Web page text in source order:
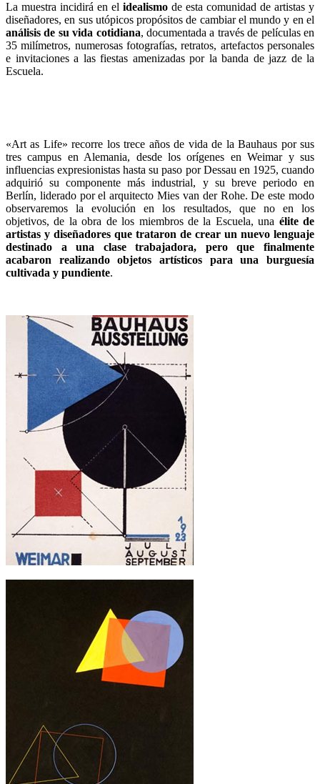
La muestra incidirá en el idealismo de esta comunidad de artistas y
diseñadores, en sus utópicos propósitos de cambiar el mundo y en el
análisis de su vida cotidiana, documentada a través de películas en
35 milímetros, numerosas fotografías, retratos, artefactos personales
e invitaciones a las fiestas amenizadas por la banda de jazz de la
Escuela.
«Art as Life» recorre los trece años de vida de la Bauhaus por sus
tres campus en Alemania, desde los orígenes en Weimar y sus
influencias expresionistas hasta su paso por Dessau en 1925, cuando
adquirió su componente más industrial, y su breve periodo en
Berlín, liderado por el arquitecto Mies van der Rohe. De este modo
observaremos la evolución en los resultados, que no en los
objetivos, de la obra de los miembros de la Escuela, una élite de
artistas y diseñadores que trataron de crear un nuevo lenguaje
destinado a una clase trabajadora, pero que finalmente
acabaron realizando objetos artísticos para una burguesía
cultivada y pundiente.